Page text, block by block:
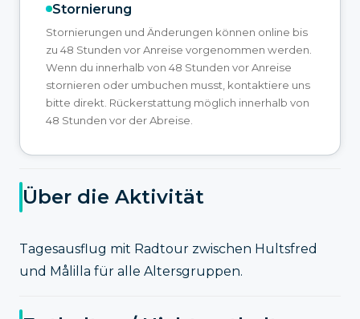
Stornierung
Stornierungen und Änderungen können online bis
zu 48 Stunden vor Anreise vorgenommen werden.
Wenn du innerhalb von 48 Stunden vor Anreise
stornieren oder umbuchen musst, kontaktiere uns
bitte direkt. Rückerstattung möglich innerhalb von
48 Stunden vor der Abreise.
Über die Aktivität
Tagesausflug mit Radtour zwischen Hultsfred
und Målilla für alle Altersgruppen.